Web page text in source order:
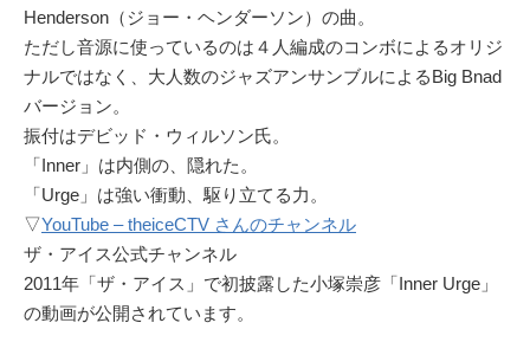
Henderson（ジョー・ヘンダーソン）の曲。
ただし音源に使っているのは４人編成のコンボによるオリジ
ナルではなく、大人数のジャズアンサンブルによるBig Bnad
バージョン。
振付はデビッド・ウィルソン氏。
「Inner」は内側の、隠れた。
「Urge」は強い衝動、駆り立てる力。
▽YouTube – theiceCTV さんのチャンネル
ザ・アイス公式チャンネル
2011年「ザ・アイス」で初披露した小塚崇彦「Inner Urge」
の動画が公開されています。